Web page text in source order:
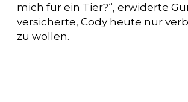
mich für ein Tier?“, erwiderte
versicherte, Cody heute nur
zu wollen.